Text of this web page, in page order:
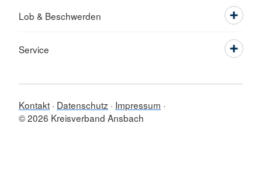
Lob & Beschwerden
Service
Kontakt Datenschutz
Impressum
© 2026 Kreisverband Ansbach